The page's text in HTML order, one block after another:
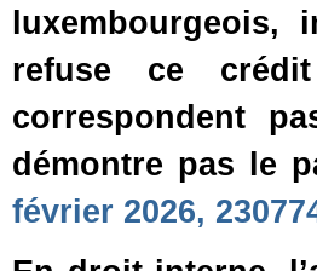
refuse ce
correspondent
démontre pas le
février 2026,